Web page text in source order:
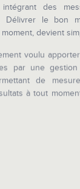
des
Délivrer le bon
devient
voulu
par une
de
à tout